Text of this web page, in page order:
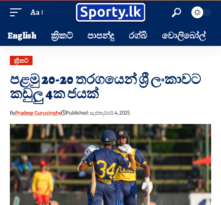
Aa
English ක්‍රිකට් පාපන්දු රග්බි වොලිබෝල්
ක්‍රිකට්
පළමු 20-20 තරගයෙන් ශ්‍රී ලංකාවට
කඩුලු 4ක ජයක්
ByPradeep Gurusinghe Published: සැප්තැම්බර් 4, 2025